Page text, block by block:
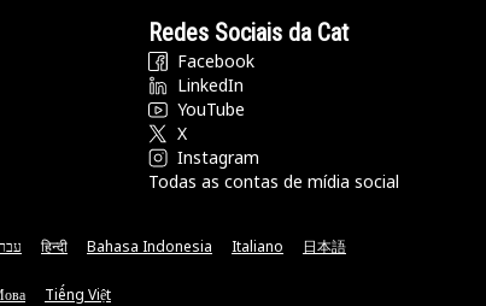
Redes Sociais da Cat
Facebook
LinkedIn
YouTube
X
Instagram
Todas as contas de mídia social
हिन्दी Bahasa Indonesia Italiano 日本語
Tiếng Việt